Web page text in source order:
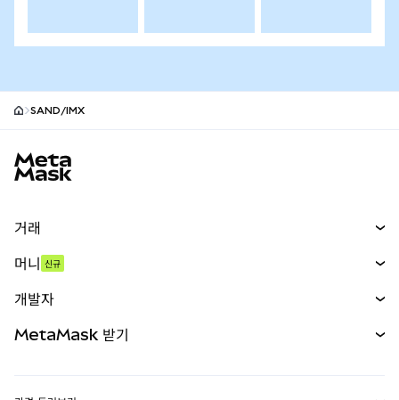
SAND/IMX
거래
무기한 선물
실물자산
머니 신규
개발자
MetaMask 받기